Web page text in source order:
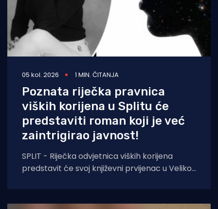
05 kol. 2026 1 MIN. ČITANJA
Poznata riječka pravnica
viških korijena u Splitu će
predstaviti roman koji je već
zaintrigirao javnost!
SPLIT - Riječka odvjetnica viških korijena
predstavit će svoj književni prvijenac u Velikoj